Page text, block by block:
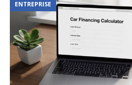
ENTREPRISE